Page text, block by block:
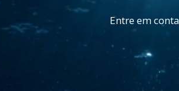
Entre em